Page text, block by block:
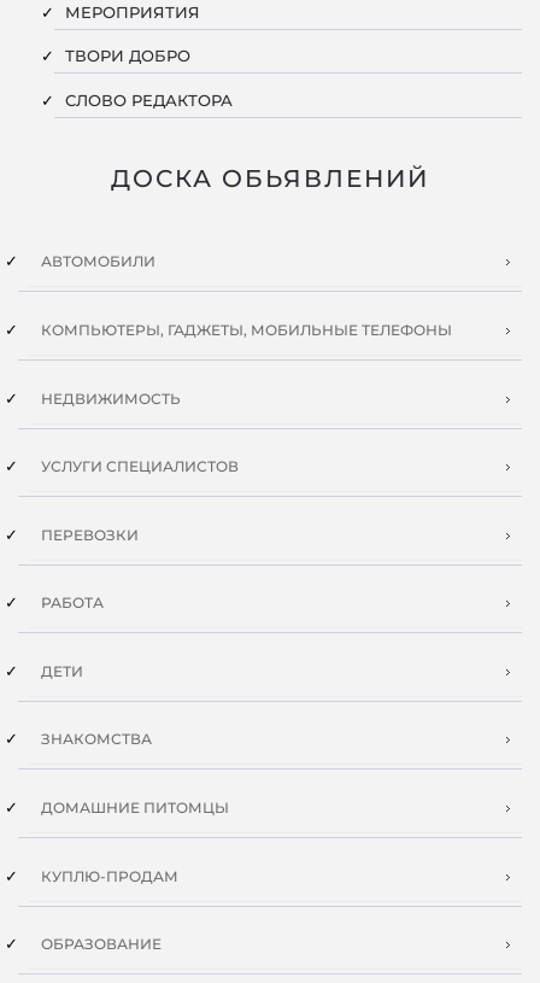
МЕРОПРИЯТИЯ
ТВОРИ ДОБРО
СЛОВО РЕДАКТОРА
ДОСКА ОБЬЯВЛЕНИЙ
АВТОМОБИЛИ
КОМПЬЮТЕРЫ, ГАДЖЕТЫ, МОБИЛЬНЫЕ ТЕЛЕФОНЫ
НЕДВИЖИМОСТЬ
УСЛУГИ СПЕЦИАЛИСТОВ
ПЕРЕВОЗКИ
РАБОТА
ДЕТИ
ЗНАКОМСТВА
ДОМАШНИЕ ПИТОМЦЫ
КУПЛЮ-ПРОДАМ
ОБРАЗОВАНИЕ